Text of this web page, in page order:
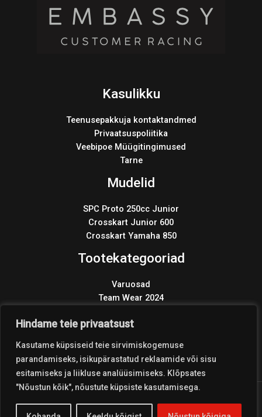
Hindame teie privaatsust
Kasutame küpsiseid teie sirvimiskogemuse
parandamiseks, isikupärastatud reklaamide või sisu
esitamiseks ja liikluse analüüsimiseks. Klõpsates
"Nõustun kõik", nõustute küpsiste kasutamisega.
Kasulikku
Teenusepakkuja kontaktandmed
Privaatsuspoliitika
Veebipoe Müügitingimused
Tarne
Mudelid
SPC Proto 250cc Junior
Crosskart Junior 600
Crosskart Yamaha 850
Tootekategooriad
Varuosad
Team Wear 2024
Products
search